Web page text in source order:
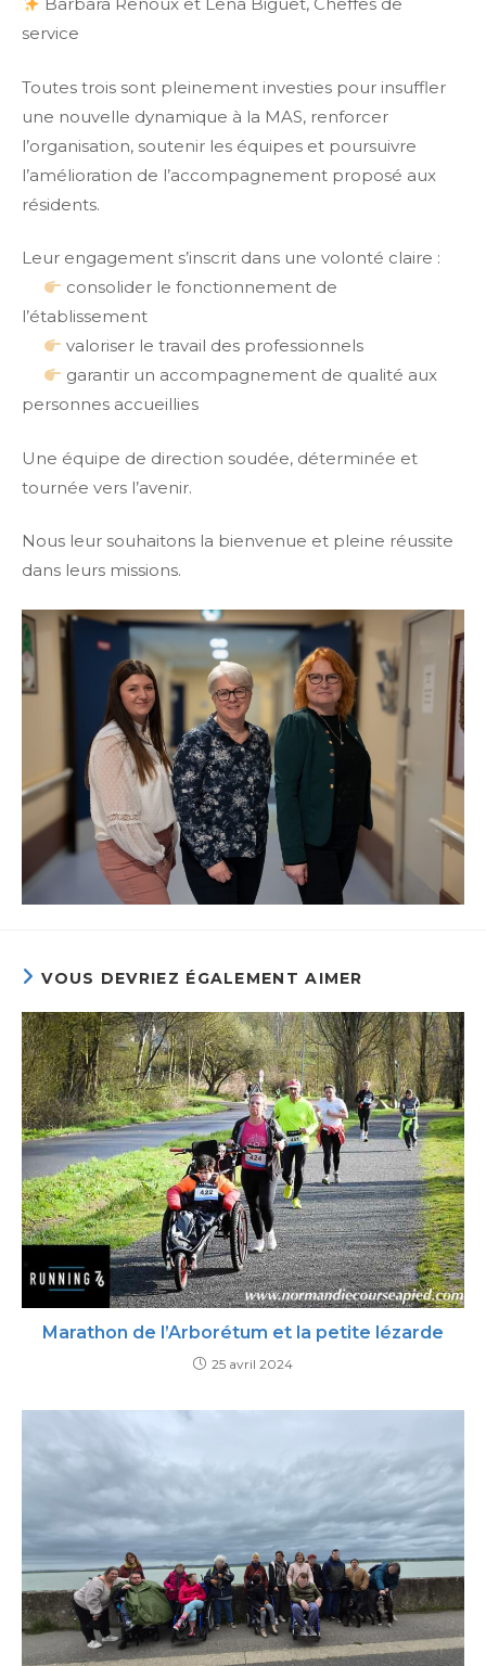
service
Toutes trois sont pleinement investies pour insuffler
une nouvelle dynamique à la MAS, renforcer
l’organisation, soutenir les équipes et poursuivre
l’amélioration de l’accompagnement proposé aux
résidents.
Leur engagement s’inscrit dans une volonté claire :
consolider le fonctionnement de
l’établissement
valoriser le travail des professionnels
garantir un accompagnement de qualité aux
personnes accueillies
Une équipe de direction soudée, déterminée et
tournée vers l’avenir.
Nous leur souhaitons la bienvenue et pleine réussite
dans leurs missions.
VOUS DEVRIEZ ÉGALEMENT AIMER
Marathon de l’Arborétum et la petite lézarde
25 avril 2024